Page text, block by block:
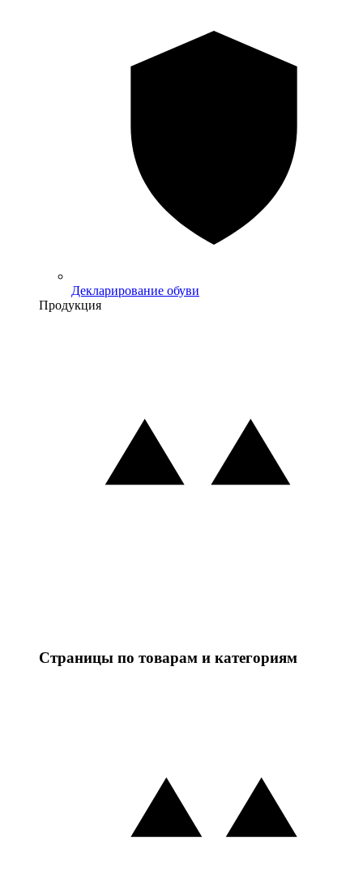
Декларирование обуви
Продукция
Страницы по товарам и категориям